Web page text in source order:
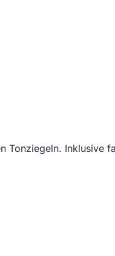
Tonziegeln. Inklusive